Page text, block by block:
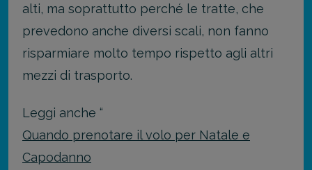
alti, ma soprattutto perché le tratte, che
prevedono anche diversi scali, non fanno
risparmiare molto tempo rispetto agli altri
mezzi di trasporto.
Leggi anche “
Quando prenotare il volo per Natale e
Capodanno